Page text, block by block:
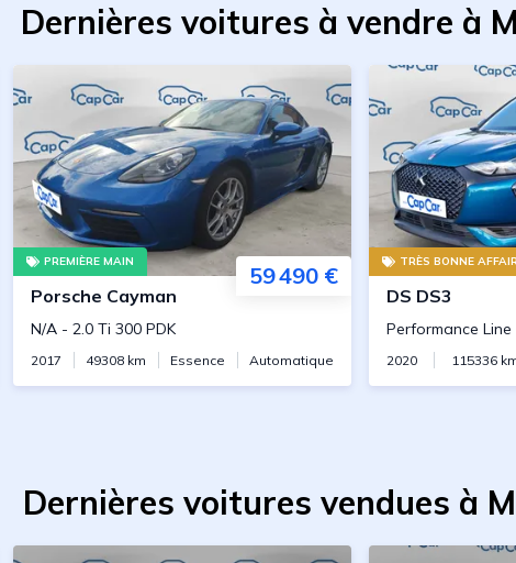
Dernières voitures à vendre à
PREMIÈRE MAIN
59 490 €
Porsche Cayman
N/A - 2.0 Ti 300 PDK
2017 49308 km Essence Automatique
TRÈS BONNE
DS DS3
Performance Line
2020 115336
Dernières voitures vendues à